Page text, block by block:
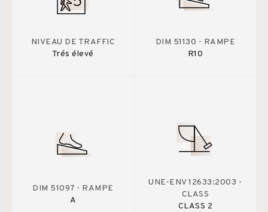
NIVEAU DE TRAFFIC
Trés élevé
DIM 51130 - RAMPE
R10
DIM 51097 - RAMPE
A
UNE-ENV 12633:2003 -
CLASS
CLASS 2